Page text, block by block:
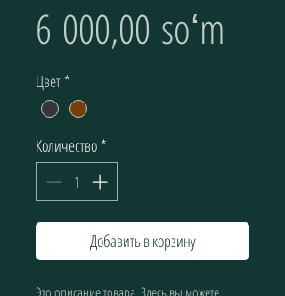
6 000,00 soʻm
Цвет *
Количество *
Добавить в корзину